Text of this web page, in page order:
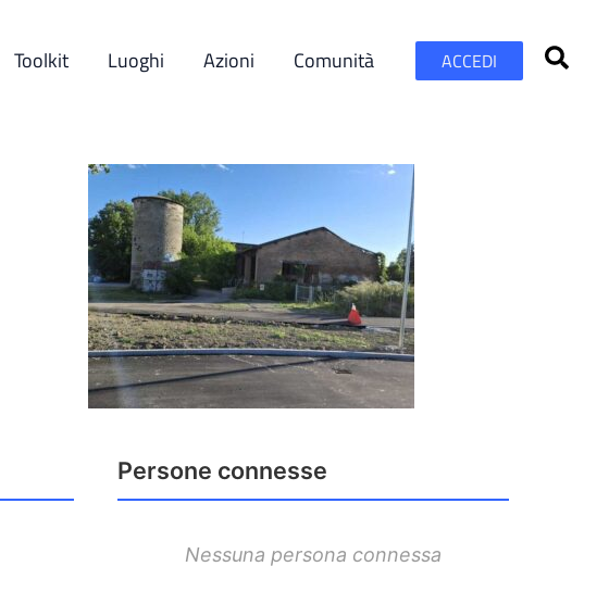
Toolkit Luoghi Azioni Comunità ACCEDI
Persone connesse
Nessuna persona connessa